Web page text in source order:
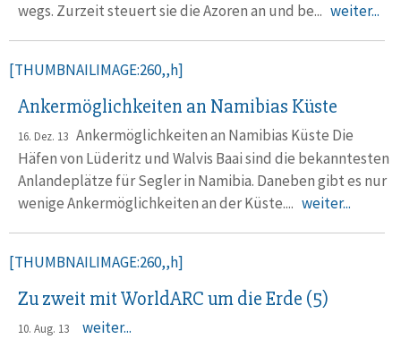
wegs. Zurzeit steuert sie die Azoren an und be... weiter...
[THUMBNAILIMAGE:260,,h]
Ankermöglichkeiten an Namibias Küste
16. Dez. 13 Ankermöglichkeiten an Namibias Küste Die
Häfen von Lüderitz und Walvis Baai sind die bekanntesten
Anlandeplätze für Segler in Namibia. Daneben gibt es nur
wenige Ankermöglichkeiten an der Küste.... weiter...
[THUMBNAILIMAGE:260,,h]
Zu zweit mit WorldARC um die Erde (5)
10. Aug. 13 weiter...